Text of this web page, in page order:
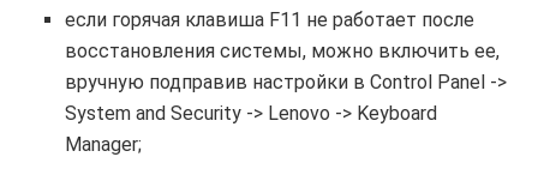
если горячая клавиша F11 не работает после
восстановления системы, можно включить ее,
вручную подправив настройки в Control Panel ->
System and Security -> Lenovo -> Keyboard
Manager;